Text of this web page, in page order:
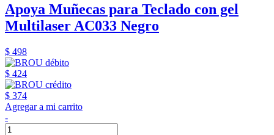
Apoya Muñecas para Teclado con gel
Multilaser AC033 Negro
$ 498
$ 424
$ 374
Agregar a mi carrito
-